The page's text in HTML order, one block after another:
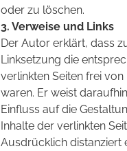
oder zu löschen.
3. Verweise und Links
Der Autor erklärt, dass
Linksetzung die
verlinkten Seiten frei
waren. Er weist
Einfluss auf die
Inhalte der verlinkten
Ausdrücklich distanziert